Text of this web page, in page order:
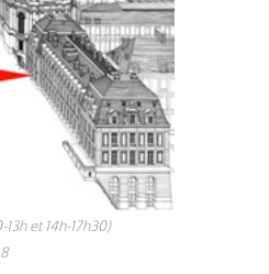
et 14h-17h30)